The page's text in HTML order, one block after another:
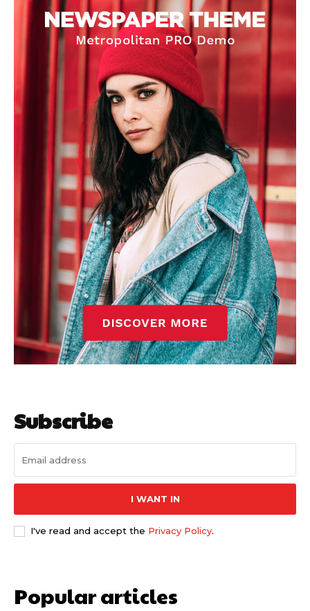
Subscribe
I WANT IN
I've read and accept the Privacy Policy.
Popular articles